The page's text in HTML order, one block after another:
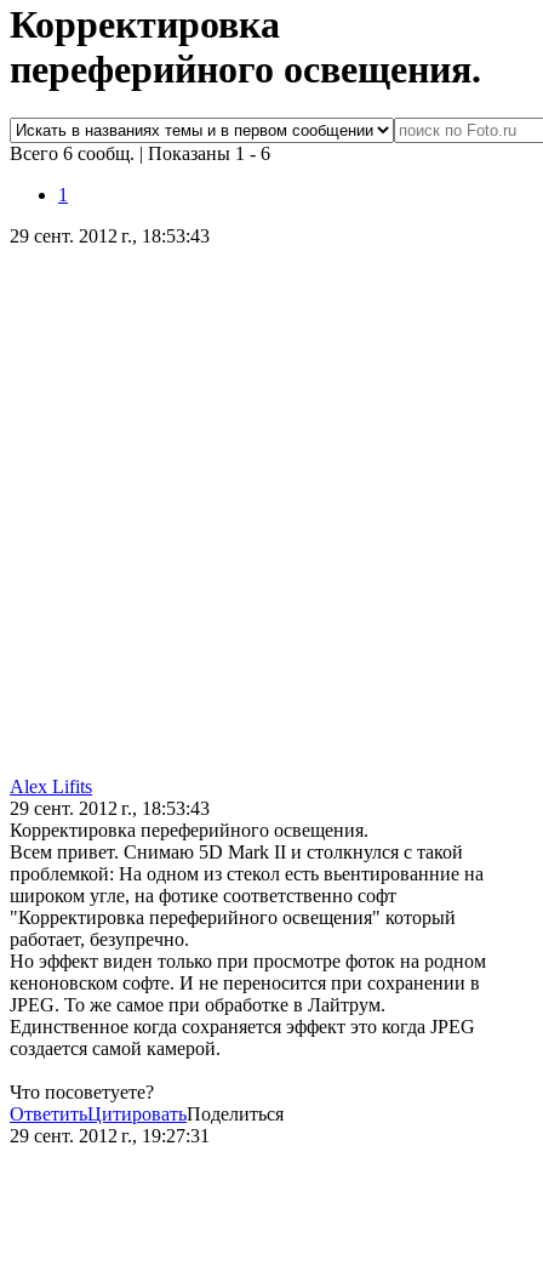
Корректировка
переферийного освещения.
Всего 6 сообщ. | Показаны 1 - 6
1
29 сент. 2012 г., 18:53:43
Alex Lifits
29 сент. 2012 г., 18:53:43
Корректировка переферийного освещения.
Всем привет. Снимаю 5D Mark II и столкнулся с такой
проблемкой: На одном из стекол есть вьентированние на
широком угле, на фотике соответственно софт
"Корректировка переферийного освещения" который
работает, безупречно.
Но эффект виден только при просмотре фоток на родном
кеноновском софте. И не переносится при сохранении в
JPEG. То же самое при обработке в Лайтрум.
Единственное когда сохраняется эффект это когда JPEG
создается самой камерой.
Что посоветуете?
ОтветитьЦитироватьПоделиться
29 сент. 2012 г., 19:27:31